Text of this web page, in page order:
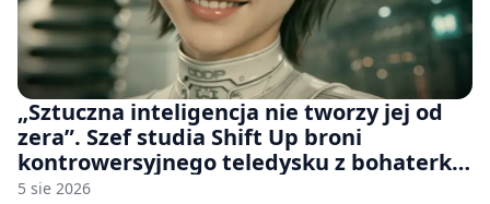
„Sztuczna inteligencja nie tworzy jej od
zera”. Szef studia Shift Up broni
kontrowersyjnego teledysku z bohaterką
Stellar Blade: Blood Rain
5 sie 2026